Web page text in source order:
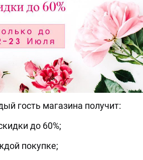
гость магазина получит:
до 60%;
покупке;